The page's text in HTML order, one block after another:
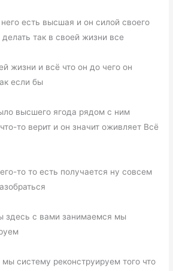
есть высшая и он силой своего
так в своей жизни все
жизни и всё что он до чего он
если бы
высшего ягода рядом с ним
то верит и он значит оживляет Всё
то то есть получается ну совсем
здесь с вами занимаемся мы
мы систему реконструируем того что